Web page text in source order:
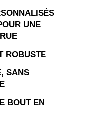
UNE
ROBUSTE
SANS
BOUT EN